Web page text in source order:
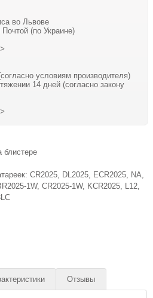
во Львове
(по Украине)
условиям производителя)
14 дней (согласно закону
блистере
CR2025, DL2025, ECR2025, NA,
1W, CR2025-1W, KCR2025, L12,
Отзывы